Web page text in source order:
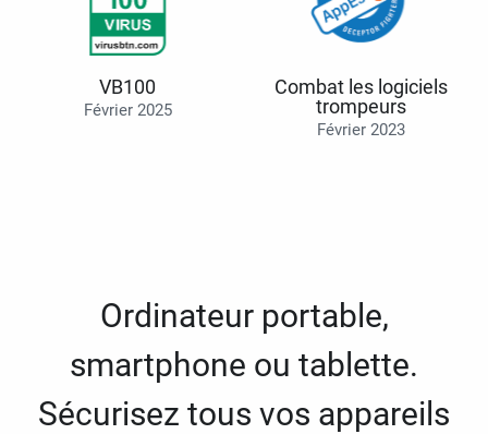
VB100
Février 2025
Combat les logiciels
trompeurs
Février 2023
Ordinateur portable,
smartphone ou tablette.
Sécurisez tous vos appareils